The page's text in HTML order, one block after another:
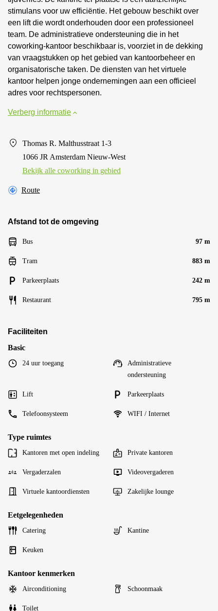
stimulans voor uw efficiëntie. Het gebouw beschikt over
een lift die wordt onderhouden door een professioneel
team. De administratieve ondersteuning die in het
coworking-kantoor beschikbaar is, voorziet in de dekking
van vraagstukken op het gebied van kantoorbeheer en
organisatorische taken. De diensten van het virtuele
kantoor helpen jonge ondernemingen aan een officieel
adres voor rechtspersonen.
Verberg informatie
Thomas R. Malthusstraat 1-3
1066 JR Amsterdam Nieuw-West
Bekijk alle сoworking in gebied
Route
Afstand tot de omgeving
Bus 97 m
Tram 883 m
Parkeerplaats 242 m
Restaurant 795 m
Faciliteiten
Basic
24 uur toegang
Administratieve
ondersteuning
Lift Parkeerplaats
Telefoonsysteem WIFI / Internet
Type ruimtes
Kantoren met open indeling Private kantoren
Vergaderzalen Videovergaderen
Virtuele kantoordiensten Zakelijke lounge
Eetgelegenheden
Catering Kantine
Keuken
Kantoor kenmerken
Airconditioning Schoonmaak
Toilet